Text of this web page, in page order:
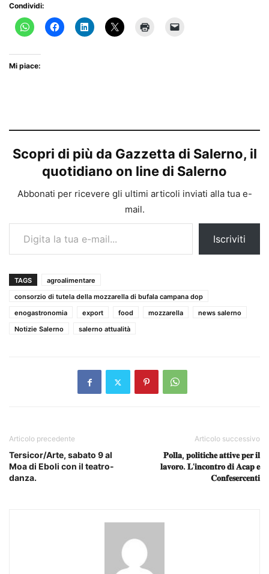
Condividi:
Mi piace:
Scopri di più da Gazzetta di Salerno, il
quotidiano on line di Salerno
Abbonati per ricevere gli ultimi articoli inviati alla tua e-
mail.
Digita la tua e-mail...
Iscriviti
TAGS
agroalimentare
consorzio di tutela della mozzarella di bufala campana dop
enogastronomia
export food mozzarella
news salerno
Notizie Salerno
salerno attualità
Articolo precedente
Tersicor/Arte, sabato 9 al
Moa di Eboli con il teatro-
danza.
Articolo successivo
𝐏𝐨𝐥𝐥𝐚, 𝐩𝐨𝐥𝐢𝐭𝐢𝐜𝐡𝐞 𝐚𝐭𝐭𝐢𝐯𝐞 𝐩𝐞𝐫 𝐢𝐥
𝐥𝐚𝐯𝐨𝐫𝐨. 𝐋’𝐢𝐧𝐜𝐨𝐧𝐭𝐫𝐨 𝐝𝐢 𝐀𝐜𝐚𝐩 𝐞
𝐂𝐨𝐧𝐟𝐞𝐬𝐞𝐫𝐜𝐞𝐧𝐭𝐢